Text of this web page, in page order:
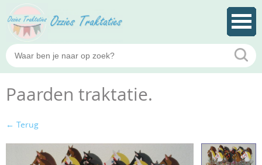
Paarden traktatie.
← Terug